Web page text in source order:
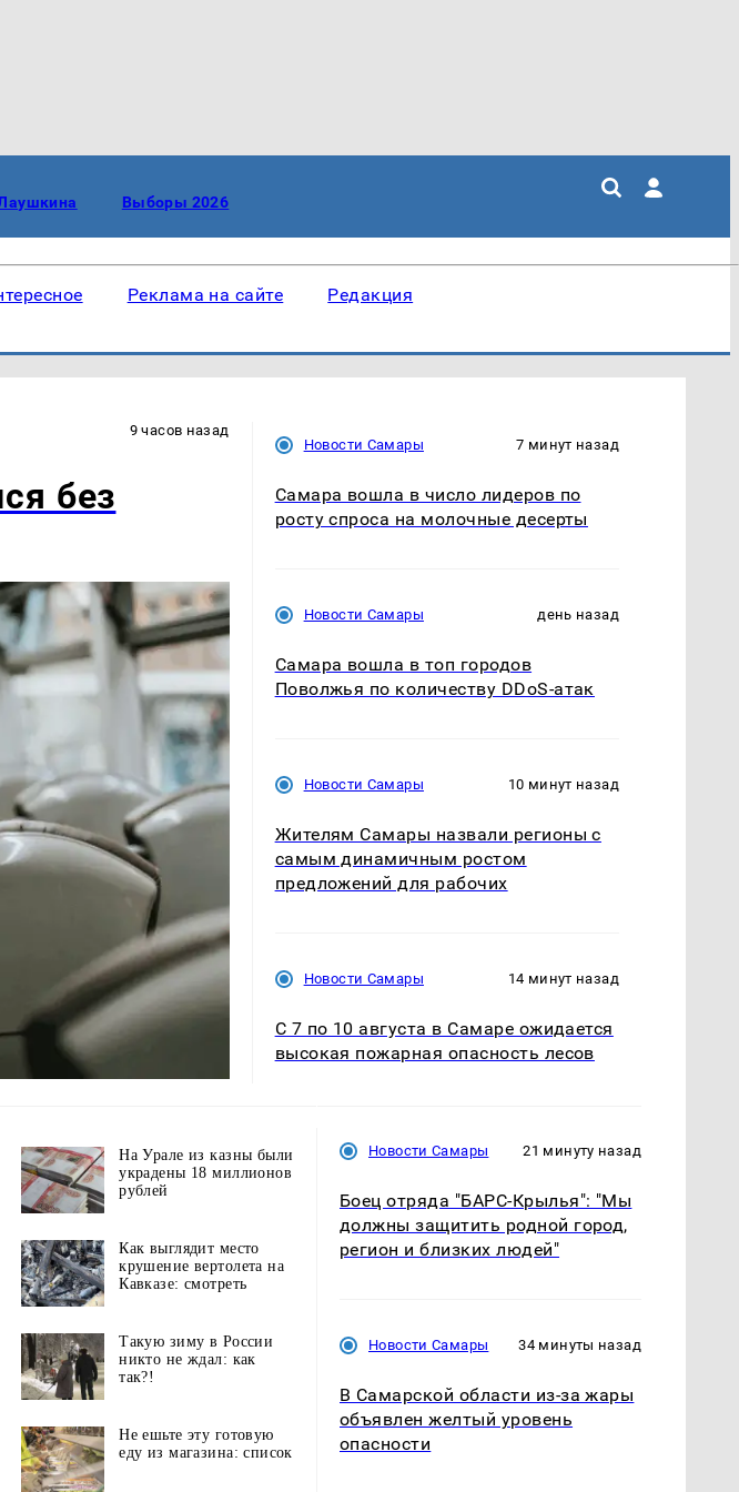
Выборы 2026
Реклама на сайте Редакция
9 часов назад
без
Новости Самары 7 минут назад
Самара вошла в число лидеров по
росту спроса на молочные десерты
Новости Самары день назад
Самара вошла в топ городов
Поволжья по количеству DDoS-атак
Новости Самары 10 минут назад
Жителям Самары назвали регионы с
самым динамичным ростом
предложений для рабочих
Новости Самары 14 минут назад
С 7 по 10 августа в Самаре ожидается
высокая пожарная опасность лесов
На Урале из казны были
украдены 18 миллионов
рублей
Как выглядит место
крушение вертолета на
Кавказе: смотреть
Такую зиму в России
никто не ждал: как
так?!
Не ешьте эту готовую
еду из магазина: список
Новости Самары 21 минуту назад
Боец отряда "БАРС-Крылья": "Мы
должны защитить родной город,
регион и близких людей"
Новости Самары 34 минуты назад
В Самарской области из-за жары
объявлен желтый уровень
опасности